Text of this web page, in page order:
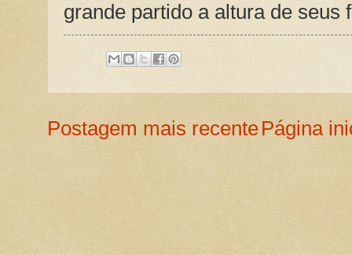
grande partido a altura de seus
Postagem mais recentePágina